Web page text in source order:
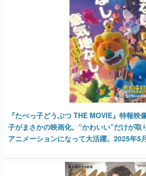
『たべっ子どうぶつ THE MOVIE』特報映
子がまさかの映画化。“かわいい”だけが取
アニメーションになって大活躍。2025年5